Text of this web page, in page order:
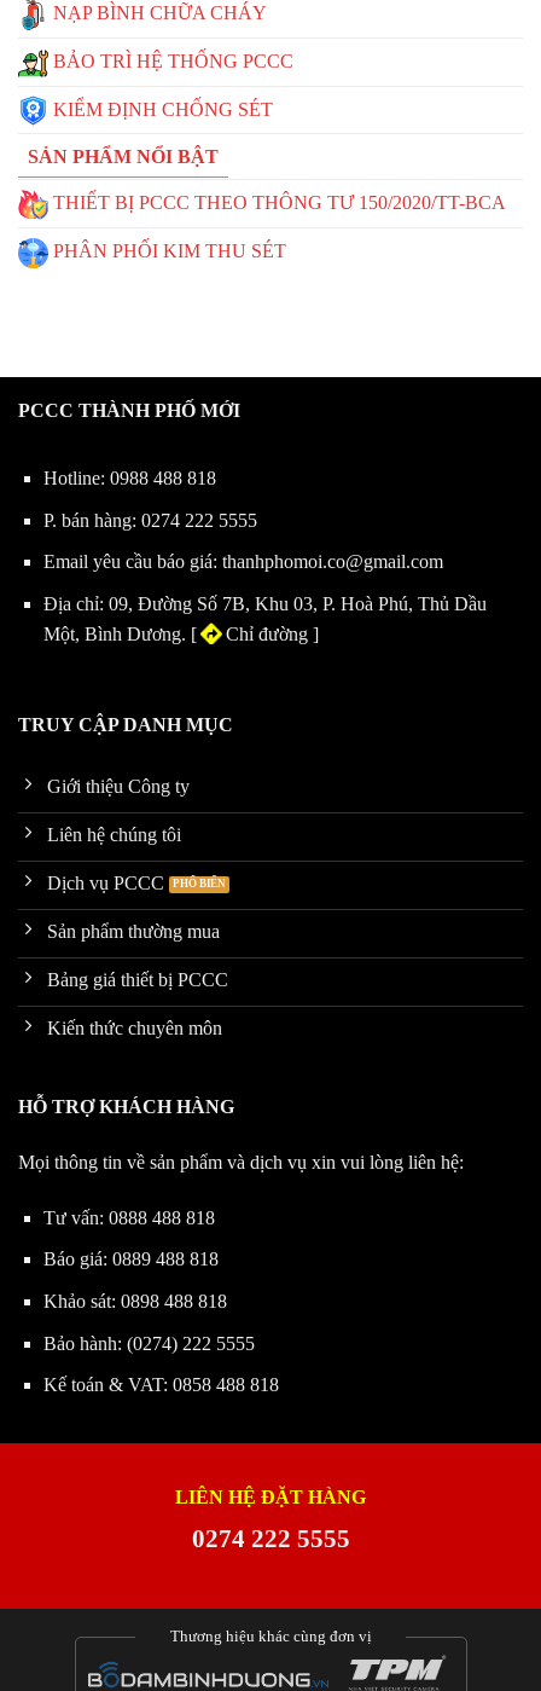
NẠP BÌNH CHỮA CHÁY
BẢO TRÌ HỆ THỐNG PCCC
KIỂM ĐỊNH CHỐNG SÉT
SẢN PHẨM NỔI BẬT
THIẾT BỊ PCCC THEO THÔNG TƯ 150/2020/TT-BCA
PHÂN PHỐI KIM THU SÉT
PCCC THÀNH PHỐ MỚI
Hotline: 0988 488 818
P. bán hàng: 0274 222 5555
Email yêu cầu báo giá: thanhphomoi.co@gmail.com
Địa chỉ: 09, Đường Số 7B, Khu 03, P. Hoà Phú, Thủ Dầu
Một, Bình Dương. [
Chỉ đường]
TRUY CẬP DANH MỤC
Giới thiệu Công ty
Liên hệ chúng tôi
Dịch vụ PCCC
Sản phẩm thường mua
Bảng giá thiết bị PCCC
Kiến thức chuyên môn
HỖ TRỢ KHÁCH HÀNG
Mọi thông tin về sản phẩm và dịch vụ xin vui lòng liên hệ:
Tư vấn: 0888 488 818
Báo giá: 0889 488 818
Khảo sát: 0898 488 818
Bảo hành: (0274) 222 5555
Kế toán & VAT: 0858 488 818
LIÊN HỆ ĐẶT HÀNG
0274 222 5555
Thương hiệu khác cùng đơn vị